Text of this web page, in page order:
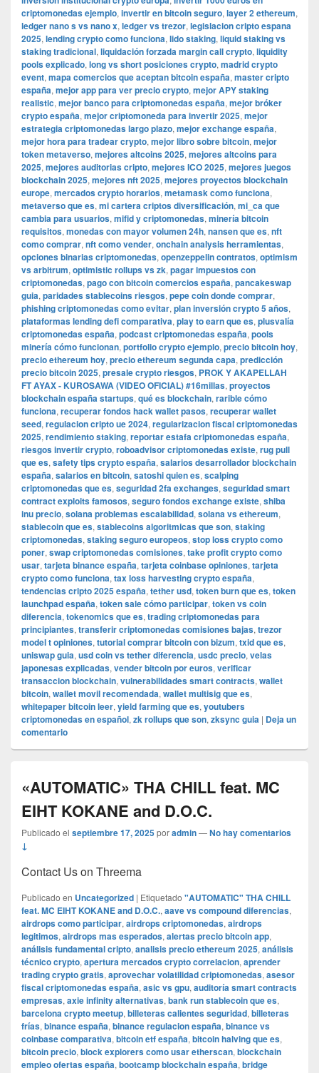
criptomonedas ejemplo, invertir en bitcoin seguro, layer 2 ethereum,
ledger nano s vs nano x, ledger vs trezor, legislacion cripto espana
2025, lending crypto como funciona, lido staking, liquid staking vs
staking tradicional, liquidación forzada margin call crypto, liquidity
pools explicado, long vs short posiciones crypto, madrid crypto
event, mapa comercios que aceptan bitcoin españa, master cripto
españa, mejor app para ver precio crypto, mejor APY staking
realistic, mejor banco para criptomonedas españa, mejor bróker
crypto españa, mejor criptomoneda para invertir 2025, mejor
estrategia criptomonedas largo plazo, mejor exchange españa,
mejor hora para tradear crypto, mejor libro sobre bitcoin, mejor
token metaverso, mejores altcoins 2025, mejores altcoins para
2025, mejores auditorias cripto, mejores ICO 2025, mejores juegos
blockchain 2025, mejores nft 2025, mejores proyectos blockchain
europe, mercados crypto horarios, metamask como funciona,
metaverso que es, mi cartera criptos diversificación, mi_ca que
cambia para usuarios, mifid y criptomonedas, minería bitcoin
requisitos, monedas con mayor volumen 24h, nansen que es, nft
como comprar, nft como vender, onchain analysis herramientas,
opciones binarias criptomonedas, openzeppelin contratos, optimism
vs arbitrum, optimistic rollups vs zk, pagar impuestos con
criptomonedas, pago con bitcoin comercios españa, pancakeswap
guia, paridades stablecoins riesgos, pepe coin donde comprar,
phishing criptomonedas como evitar, plan inversión crypto 5 años,
plataformas lending defi comparativa, play to earn que es, plusvalía
criptomonedas españa, podcast criptomonedas españa, pools
minería cómo funcionan, portfolio crypto ejemplo, precio bitcoin hoy,
precio ethereum hoy, precio ethereum segunda capa, predicción
precio bitcoin 2025, presale crypto riesgos, PROK Y AKAPELLAH
FT AYAX - KUROSAWA (VIDEO OFICIAL) #16millas, proyectos
blockchain españa startups, qué es blockchain, rarible cómo
funciona, recuperar fondos hack wallet pasos, recuperar wallet
seed, regulacion cripto ue 2024, regularizacion fiscal criptomonedas
2025, rendimiento staking, reportar estafa criptomonedas españa,
riesgos invertir crypto, roboadvisor criptomonedas existe, rug pull
que es, safety tips crypto españa, salarios desarrollador blockchain
españa, salarios en bitcoin, satoshi quien es, scalping
criptomonedas que es, seguridad 2fa exchanges, seguridad smart
contract exploits famosos, seguro fondos exchange existe, shiba
inu precio, solana problemas escalabilidad, solana vs ethereum,
stablecoin que es, stablecoins algoritmicas que son, staking
criptomonedas, staking seguro europeos, stop loss crypto como
poner, swap criptomonedas comisiones, take profit crypto como
usar, tarjeta binance españa, tarjeta coinbase opiniones, tarjeta
crypto como funciona, tax loss harvesting crypto españa,
tendencias cripto 2025 españa, tether usd, token burn que es, token
launchpad españa, token sale cómo participar, token vs coin
diferencia, tokenomics que es, trading criptomonedas para
principiantes, transferir criptomonedas comisiones bajas, trezor
model t opiniones, tutorial comprar bitcoin con bizum, txid que es,
uniswap guia, usd coin vs tether diferencia, usdc precio, velas
japonesas explicadas, vender bitcoin por euros, verificar
transaccion blockchain, vulnerabilidades smart contracts, wallet
bitcoin, wallet movil recomendada, wallet multisig que es,
whitepaper bitcoin leer, yield farming que es, youtubers
criptomonedas en español, zk rollups que son, zksync guia | Deja un
comentario
«AUTOMATIC» THA CHILL feat. MC
EIHT KOKANE and D.O.C.
Publicado el septiembre 17, 2025poradmin—No hay comentarios
↓
Contact Us on Threema
Publicado en Uncategorized | Etiquetado "AUTOMATIC" THA CHILL
feat. MC EIHT KOKANE and D.O.C., aave vs compound diferencias,
airdrops como participar, airdrops criptomonedas, airdrops
legitimos, airdrops mas esperados, alertas precio bitcoin app,
análisis fundamental cripto, analisis precio ethereum 2025, análisis
técnico crypto, apertura mercados crypto correlacion, aprender
trading crypto gratis, aprovechar volatilidad criptomonedas, asesor
fiscal criptomonedas españa, asic vs gpu, auditoría smart contracts
empresas, axie infinity alternativas, bank run stablecoin que es,
barcelona crypto meetup, billeteras calientes seguridad, billeteras
frías, binance españa, binance regulacion españa, binance vs
coinbase comparativa, bitcoin etf españa, bitcoin halving que es,
bitcoin precio, block explorers como usar etherscan, blockchain
empleo ofertas españa, bootcamp blockchain españa, bridge